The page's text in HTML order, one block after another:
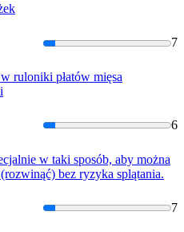
7
ruloniki płatów mięsa
6
w taki sposób, aby można
bez ryzyka splątania.
7